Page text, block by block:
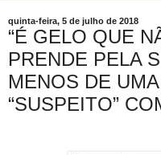
quinta-feira, 5 de julho de 2018
“É GELO QUE
PRENDE PELA
MENOS DE
“SUSPEITO”